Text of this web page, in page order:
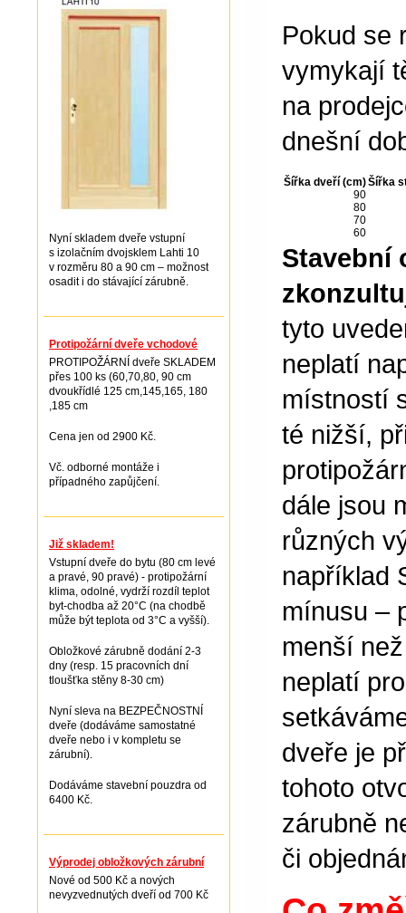
Nyní skladem dveře vstupní
s izolačním dvojsklem Lahti 10
v rozměru 80 a 90 cm – možnost
osadit i do stávající zárubně.
Protipožární dveře vchodové
PROTIPOŽÁRNÍ dveře SKLADEM
přes 100 ks (60,70,80, 90 cm
dvoukřídlé 125 cm,145,165, 180
,185 cm
Cena jen od 2900 Kč.
Vč. odborné montáže i
případného zapůjčení.
Již skladem!
Vstupní dveře do bytu (80 cm levé
a pravé, 90 pravé) - protipožární
klima, odolné, vydrží rozdíl teplot
byt-chodba až 20°C (na chodbě
může být teplota od 3°C a vyšší).
Obložkové zárubně dodání 2-3
dny (resp. 15 pracovních dní
tloušťka stěny 8-30 cm)
Nyní sleva na BEZPEČNOSTNÍ
dveře (dodáváme samostatné
dveře nebo i v kompletu se
zárubní).
Dodáváme stavební pouzdra od
6400 Kč.
Výprodej obložkových zárubní
Nové od 500 Kč a nových
nevyzvednutých dveří od 700 Kč
Pokud se
vymykají
na
dnešní
Šířka dveří (cm)Šířka
90
80
70
60
Stavební
tyto
neplatí
místností
té nižší,
dále jsou
různých
například
mínusu –
menší
neplatí
dveře je
tohoto
zárubně
či